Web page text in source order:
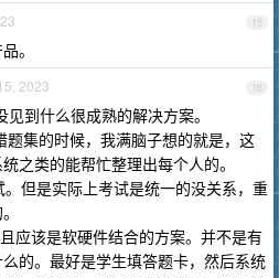
15
。
16
2023
见到什么很成熟的解决方案。
题集的时候，我满脑子想的就是，这
之类的能帮忙整理出每个人的。
但是实际上考试是统一的没关系，重
应该是软硬件结合的方案。并不是有
的。最好是学生填答题卡，然后系统